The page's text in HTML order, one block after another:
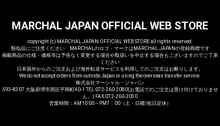
MARCHAL JAPAN OFFICIAL WEB STORE
copyright (c) MARCHAL JAPAN OFFICIAL WEB STORE all rights reserved.
類似品にご注意ください MARCHALのロゴ・マークはMARCHAL JAPANの登録商標です
掲載商品の仕様・価格等は予告なく変更する場合や取扱いを中止する場合もございますのでご了承
ください
日本国外からのご注文および海外転送サービスを利用してのご注文はお断りします。
We do not accept orders from outside Japan or using the overseas transfer service.
株式会社マーシャル・ジャパン
593-8307 大阪府堺市西区平岡町40-1 TEL:072-260-2080(お電話でのご注文は受け付けておりませ
ん。) FAX:072-260-2030
営業時間：AM10:00～PM7：00（土・日曜/祝日定休）